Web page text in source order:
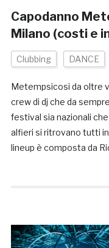
Capodanno
Milano (costi e
Clubbing DANCE
Metempsicosi da oltre
crew di dj che da
festival sia nazionali
alfieri si ritrovano tutti
lineup è composta da